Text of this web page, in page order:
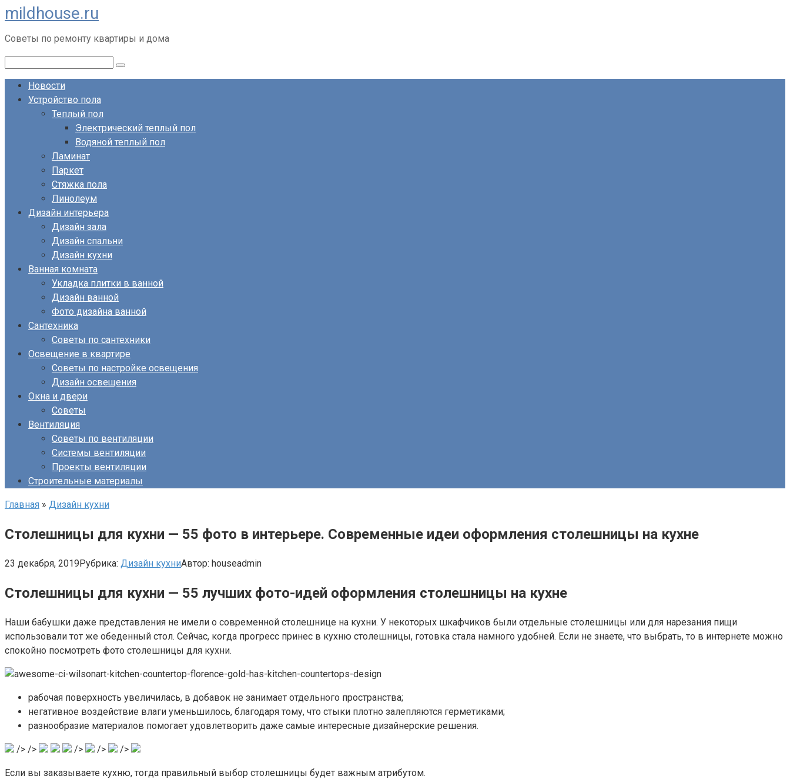
Перейти
к
контенту
mildhouse.ru
Советы по ремонту квартиры и дома
Новости
Устройство пола
Теплый пол
Электрический теплый пол
Водяной теплый пол
Ламинат
Паркет
Стяжка пола
Линолеум
Дизайн интерьера
Дизайн зала
Дизайн спальни
Дизайн кухни
Ванная комната
Укладка плитки в ванной
Дизайн ванной
Фото дизайна ванной
Сантехника
Советы по сантехники
Освещение в квартире
Советы по настройке освещения
Дизайн освещения
Окна и двери
Советы
Вентиляция
Советы по вентиляции
Системы вентиляции
Проекты вентиляции
Строительные материалы
Главная » Дизайн кухни
Столешницы для кухни — 55 фото в интерьере. Современные идеи оформления столешницы на кухне
23 декабря, 2019Рубрика: Дизайн кухниАвтор: houseadmin
Столешницы для кухни — 55 лучших фото-идей оформления столешницы на кухне
Наши бабушки даже представления не имели о современной столешнице на кухни. У некоторых шкафчиков были отдельные столешницы или для нарезания пищи
использовали тот же обеденный стол. Сейчас, когда прогресс принес в кухню столешницы, готовка стала намного удобней. Если не знаете, что выбрать, то в интернете можно
спокойно посмотреть фото столешницы для кухни.
рабочая поверхность увеличилась, в добавок не занимает отдельного пространства;
негативное воздействие влаги уменьшилось, благодаря тому, что стыки плотно залепляются герметиками;
разнообразие материалов помогает удовлетворить даже самые интересные дизайнерские решения.
/> /> /> /> />
Если вы заказываете кухню, тогда правильный выбор столешницы будет важным атрибутом.